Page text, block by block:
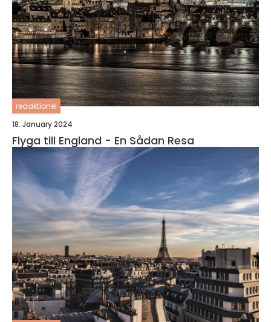
redaktionel
18. January 2024
Flyga till England - En Sådan Resa